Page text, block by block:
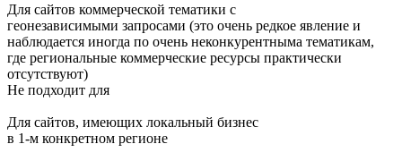
Для сайтов коммерческой тематики с
геонезависимыми запросами (это очень редкое явление и
наблюдается иногда по очень неконкурентныма тематикам,
где региональные коммерческие ресурсы практически
отсутствуют)
Не подходит для
Для сайтов, имеющих локальный бизнес
в 1-м конкретном регионе